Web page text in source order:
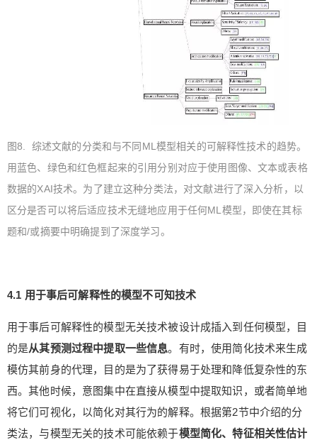
图8. 综述文献的分类和与不同ML模型相关的可解释性技术的趋势。
用蓝色、绿色和红色框起来的引用分别对应于使用图像、文本或表格
数据的XAI技术。为了建立这种分类法，对文献进行了深入分析，以
区分是否可以将后适应技术无缝地应用于任何ML模型，即使在其标
题和/或摘要中明确提到了深度学习。
4.1 用于事后可解释性的模型不可知技术
用于事后可解释性的模型无关技术被设计成插入到任何模型，目
的是从其预测过程中提取一些信息。有时，使用简化技术来生成
模仿其前身的代理，目的是为了获得易于处理和降低复杂性的东
西。其他时候，意图集中在直接从模型中提取知识，或者简单地
将它们可视化，以简化对其行为的解释。根据第2节中介绍的分
类法，与模型无关的技术可能依赖于模型简化、特征相关性估计